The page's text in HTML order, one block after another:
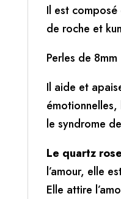
Il est
de roche et
Perles de 8mm
Il aide et
le syndrome
Le quartz rose
l’amour, elle
Elle attire